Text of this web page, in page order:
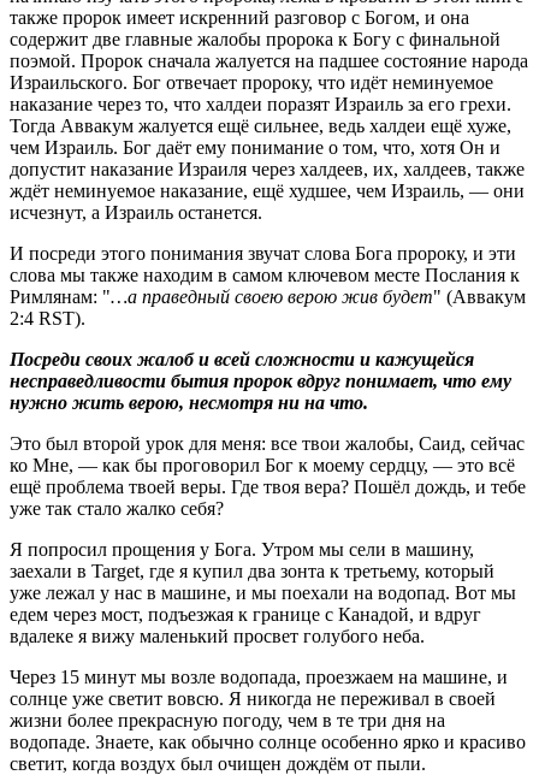
также пророк имеет искренний разговор с Богом, и она
содержит две главные жалобы пророка к Богу с финальной
поэмой. Пророк сначала жалуется на падшее состояние народа
Израильского. Бог отвечает пророку, что идёт неминуемое
наказание через то, что халдеи поразят Израиль за его грехи.
Тогда Аввакум жалуется ещё сильнее, ведь халдеи ещё хуже,
чем Израиль. Бог даёт ему понимание о том, что, хотя Он и
допустит наказание Израиля через халдеев, их, халдеев, также
ждёт неминуемое наказание, ещё худшее, чем Израиль, — они
исчезнут, а Израиль останется.
И посреди этого понимания звучат слова Бога пророку, и эти
слова мы также находим в самом ключевом месте Послания к
Римлянам: "…а праведный своею верою жив будет" (Аввакум
2:4 RST).
Посреди своих жалоб и всей сложности и кажущейся
несправедливости бытия пророк вдруг понимает, что ему
нужно жить верою, несмотря ни на что.
Это был второй урок для меня: все твои жалобы, Саид, сейчас
ко Мне, — как бы проговорил Бог к моему сердцу, — это всё
ещё проблема твоей веры. Где твоя вера? Пошёл дождь, и тебе
уже так стало жалко себя?
Я попросил прощения у Бога. Утром мы сели в машину,
заехали в Target, где я купил два зонта к третьему, который
уже лежал у нас в машине, и мы поехали на водопад. Вот мы
едем через мост, подъезжая к границе с Канадой, и вдруг
вдалеке я вижу маленький просвет голубого неба.
Через 15 минут мы возле водопада, проезжаем на машине, и
солнце уже светит вовсю. Я никогда не переживал в своей
жизни более прекрасную погоду, чем в те три дня на
водопаде. Знаете, как обычно солнце особенно ярко и красиво
светит, когда воздух был очищен дождём от пыли.